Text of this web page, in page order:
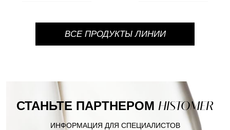
ВСЕ ПРОДУКТЫ ЛИНИИ
СТАНЬТЕ ПАРТНЕРОМ HISTOMER
ИНФОРМАЦИЯ ДЛЯ СПЕЦИАЛИСТОВ